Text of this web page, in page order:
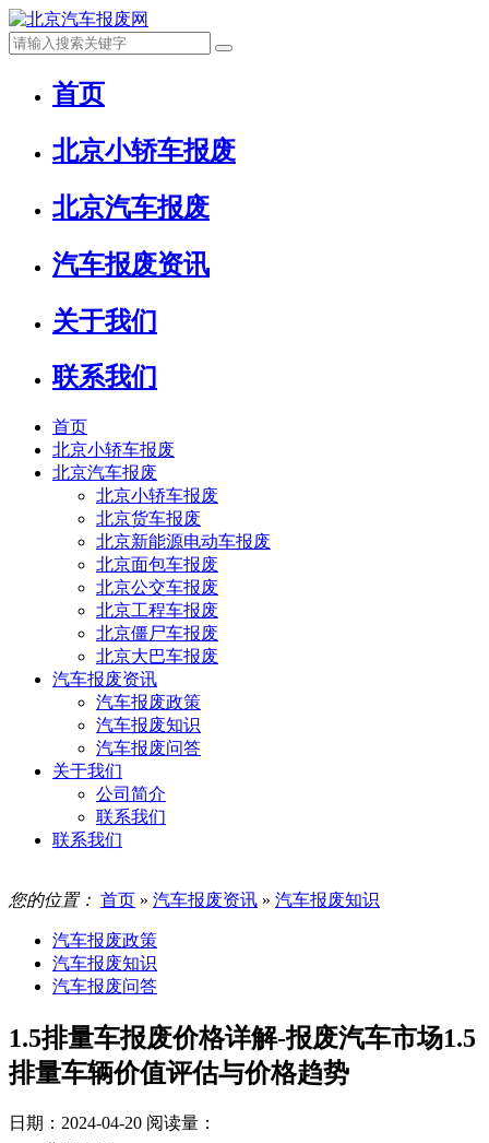
首页
北京小轿车报废
北京汽车报废
汽车报废资讯
关于我们
联系我们
首页
北京小轿车报废
北京汽车报废
北京小轿车报废
北京货车报废
北京新能源电动车报废
北京面包车报废
北京公交车报废
北京工程车报废
北京僵尸车报废
北京大巴车报废
汽车报废资讯
汽车报废政策
汽车报废知识
汽车报废问答
关于我们
公司简介
联系我们
联系我们
您的位置： 首页 » 汽车报废资讯 » 汽车报废知识
汽车报废政策
汽车报废知识
汽车报废问答
1.5排量车报废价格详解-报废汽车市场1.5
排量车辆价值评估与价格趋势
日期：2024-04-20 阅读量：